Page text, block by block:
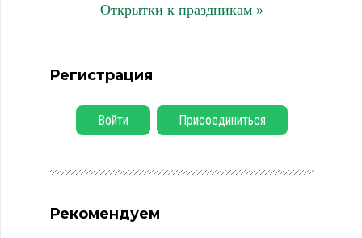
Открытки к праздникам »
Регистрация
Войти Присоединиться
Рекомендуем